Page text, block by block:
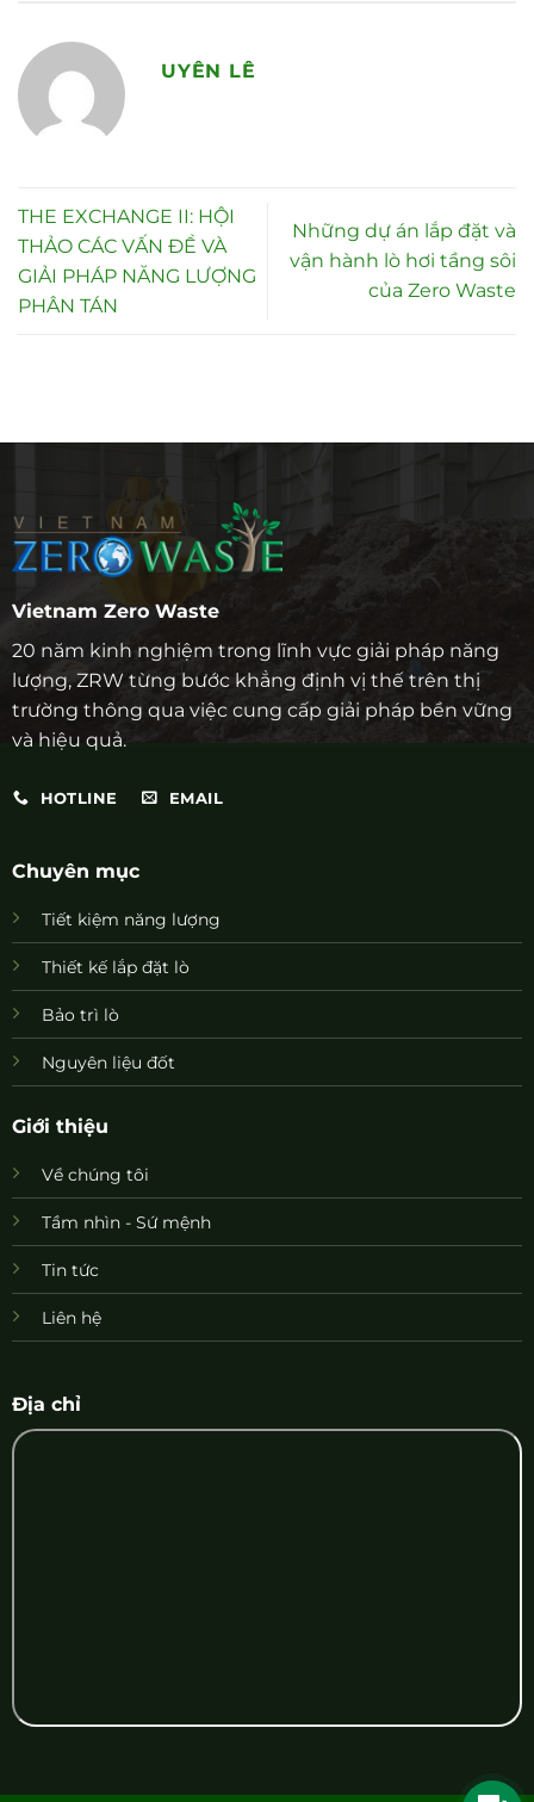
UYÊN LÊ
THE EXCHANGE II: HỘI
THẢO CÁC VẤN ĐỀ VÀ
GIẢI PHÁP NĂNG LƯỢNG
PHÂN TÁN
Những dự án lắp đặt và
vận hành lò hơi tầng sôi
của Zero Waste
Vietnam Zero Waste
20 năm kinh nghiệm trong lĩnh vực giải pháp năng
lượng, ZRW từng bước khẳng định vị thế trên thị
trường thông qua việc cung cấp giải pháp bền vững
và hiệu quả.
HOTLINE EMAIL
Chuyên mục
Tiết kiệm năng lượng
Thiết kế lắp đặt lò
Bảo trì lò
Nguyên liệu đốt
Giới thiệu
Về chúng tôi
Tầm nhìn - Sứ mệnh
Tin tức
Liên hệ
Địa chỉ